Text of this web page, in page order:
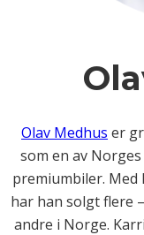
Olav Medhus er
som en av
premiumbiler.
har han solgt flere
andre i Norge.